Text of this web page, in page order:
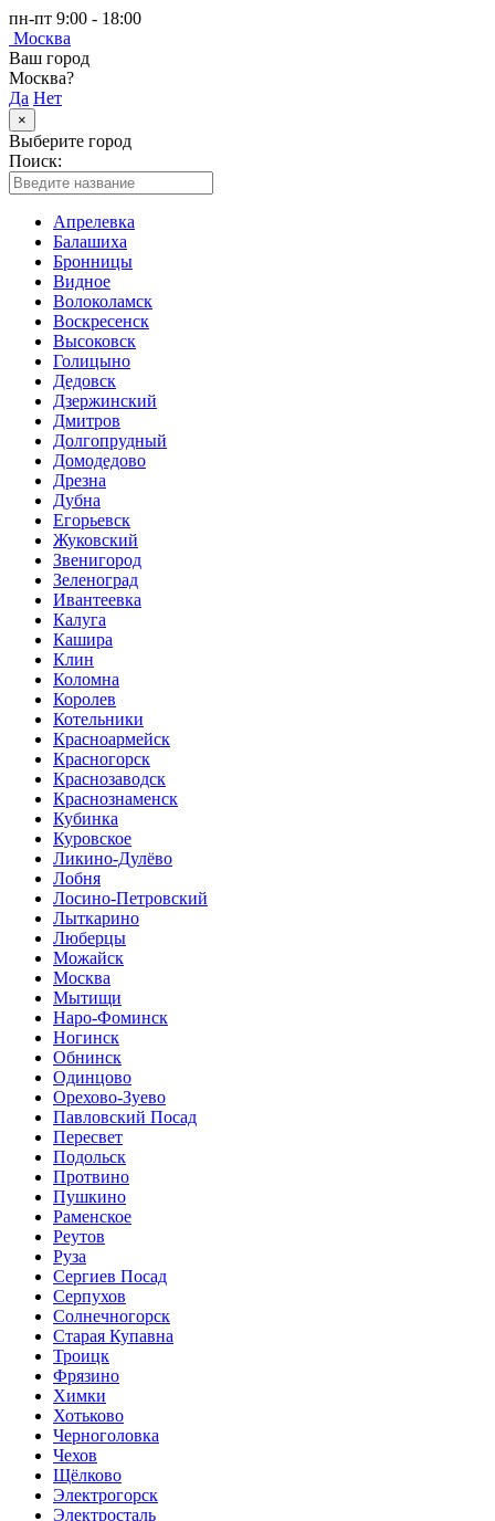
пн-пт 9:00 - 18:00
Москва
Ваш город
Москва?
Да Нет
×
Выберите город
Поиск:
Апрелевка
Балашиха
Бронницы
Видное
Волоколамск
Воскресенск
Высоковск
Голицыно
Дедовск
Дзержинский
Дмитров
Долгопрудный
Домодедово
Дрезна
Дубна
Егорьевск
Жуковский
Звенигород
Зеленоград
Ивантеевка
Калуга
Кашира
Клин
Коломна
Королев
Котельники
Красноармейск
Красногорск
Краснозаводск
Краснознаменск
Кубинка
Куровское
Ликино-Дулёво
Лобня
Лосино-Петровский
Лыткарино
Люберцы
Можайск
Москва
Мытищи
Наро-Фоминск
Ногинск
Обнинск
Одинцово
Орехово-Зуево
Павловский Посад
Пересвет
Подольск
Протвино
Пушкино
Раменское
Реутов
Руза
Сергиев Посад
Серпухов
Солнечногорск
Старая Купавна
Троицк
Фрязино
Химки
Хотьково
Черноголовка
Чехов
Щёлково
Электрогорск
Электросталь